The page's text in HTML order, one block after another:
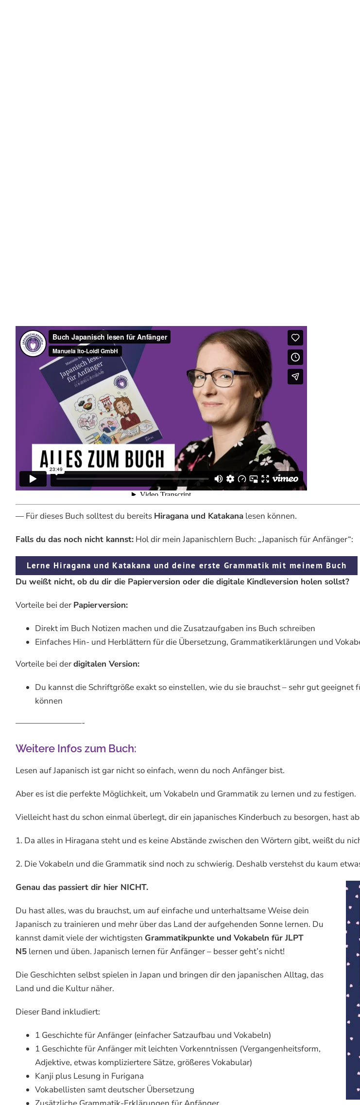
— Für dieses Buch solltest du bereits Hiragana und Katakanalesen können.
Falls du das noch nicht kannst:Hol dir mein Japanischlern Buch: „Japanisch für Anfänger“:
Lerne Hiragana und Katakana und deine erste Grammatik mit meinem Buch
Du weißt nicht, ob du dir die Papierversion oder die digitale Kindleversion holen sollst?
Vorteile bei der Papierversion:
Direkt im Buch Notizen machen und die Zusatzaufgaben ins Buch schreiben
Einfaches Hin- und Herblättern für die Übersetzung, Grammatikerklärungen und
Vorteile bei derdigitalen Version:
Du kannst die Schriftgröße exakt so einstellen, wie du sie brauchst – sehr gut
können
————————-
Weitere Infos zum Buch:
Lesen auf Japanisch ist gar nicht so einfach, wenn du noch Anfänger bist.
Aber es ist die perfekte Möglichkeit, um Vokabeln und Grammatik zu lernen und zu festigen.
Vielleicht hast du schon einmal überlegt, dir ein japanisches Kinderbuch zu besorgen, hast
1. Da alles in Hiragana steht und es keine Abstände zwischen den Wörtern gibt, weißt du
2. Die Vokabeln und die Grammatik sind noch zu schwierig. Deshalb verstehst du kaum
Genau das passiert dir hier NICHT.
Du hast alles, was du brauchst, um auf einfache und unterhaltsame Weise dein
Japanisch zu trainieren und mehr über das Land der aufgehenden Sonne lernen. Du
kannst damit viele der wichtigsten Grammatikpunkte und Vokabeln für JLPT
N5lernen und üben. Japanisch lernen für Anfänger – besser geht’s nicht!
Die Geschichten selbst spielen in Japan und bringen dir den japanischen Alltag, das
Land und die Kultur näher.
Dieser Band inkludiert:
1 Geschichte für Anfänger (einfacher Satzaufbau und Vokabeln)
1 Geschichte für Anfänger mit leichten Vorkenntnissen (Vergangenheitsform,
Adjektive, etwas kompliziertere Sätze, größeres Vokabular)
Kanji plus Lesung in Furigana
Vokabellisten samt deutscher Übersetzung